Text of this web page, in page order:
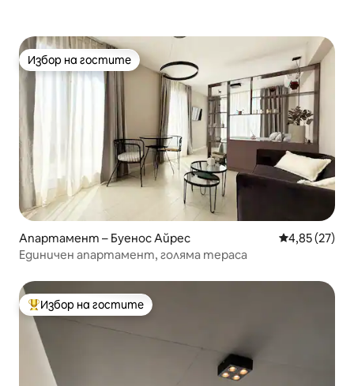
Избор на гостите
Избор на гостите
Апартамент – Буенос Айрес Средна
4,85 (27)
Единичен апартамент, голяма тераса
Най-популярен избор на гостите
Избор на гостите